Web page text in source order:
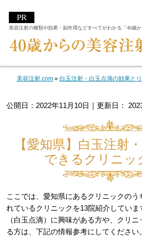
美容注射の種類や効果・副作用などすべてがわかる「40歳か
美容注射.com» 白玉注射・白玉点滴の効果と
公開日： 2022年11月10日 ｜更新日：
【愛知県】白玉注射
できるクリニッ
ここでは、愛知県にあるクリニックのう
れているクリニックを13院紹介してい
（白玉点滴）に興味がある方や、クリ
る方は、下記の情報参考にしてください。